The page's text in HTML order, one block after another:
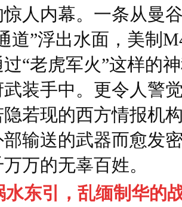
人内幕。一条从曼
道”浮出水面，美制
“老虎军火”这样的
装手中。更令人警
隐若现的西方情报
输送的武器而愈发
万的无辜百姓。
水东引，乱缅制华的